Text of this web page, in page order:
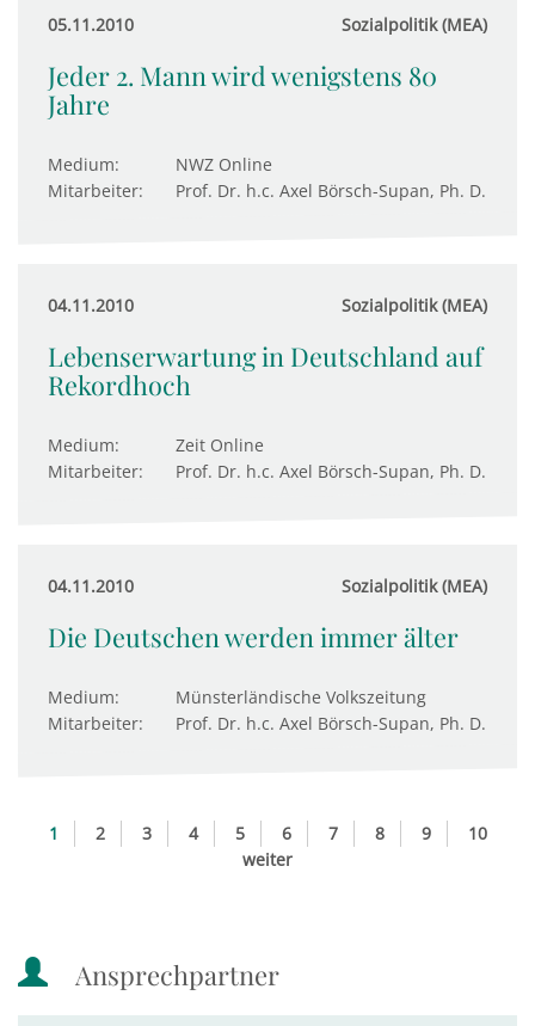
05.11.2010 Sozialpolitik (MEA)
Jeder 2. Mann wird wenigstens 80
Jahre
Medium:
NWZ Online
Mitarbeiter:
Prof. Dr. h.c. Axel Börsch-Supan, Ph. D.
04.11.2010 Sozialpolitik (MEA)
Lebenserwartung in Deutschland auf
Rekordhoch
Medium:
Zeit Online
Mitarbeiter:
Prof. Dr. h.c. Axel Börsch-Supan, Ph. D.
04.11.2010 Sozialpolitik (MEA)
Die Deutschen werden immer älter
Medium:
Münsterländische Volkszeitung
Mitarbeiter:
Prof. Dr. h.c. Axel Börsch-Supan, Ph. D.
1 2 3 4 5 6 7 8 9
10
weiter
Ansprechpartner